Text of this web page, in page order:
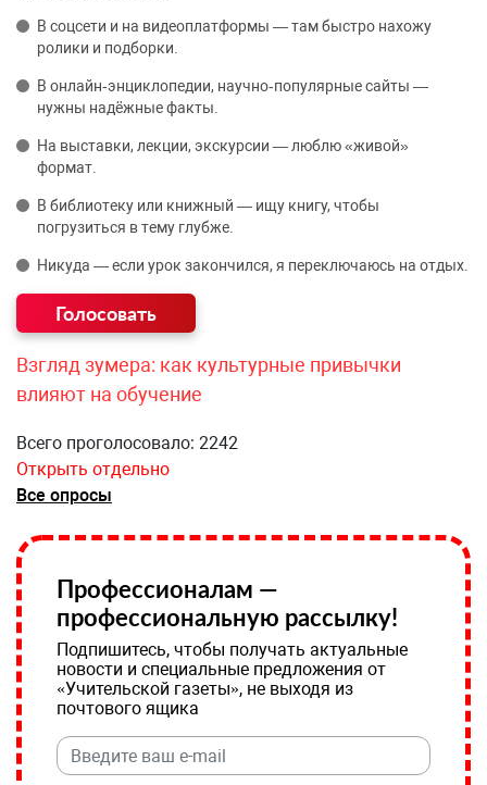
В соцсети и на видеоплатформы — там быстро нахожу
ролики и подборки.
В онлайн‑энциклопедии, научно‑популярные сайты —
нужны надёжные факты.
На выставки, лекции, экскурсии — люблю «живой»
формат.
В библиотеку или книжный — ищу книгу, чтобы
погрузиться в тему глубже.
Никуда — если урок закончился, я переключаюсь на отдых.
Взгляд зумера: как культурные привычки
влияют на обучение
Всего проголосовало: 2242
Открыть отдельно
Все опросы
Профессионалам —
профессиональную рассылку!
Подпишитесь, чтобы получать актуальные
новости и специальные предложения от
«Учительской газеты», не выходя из
почтового ящика